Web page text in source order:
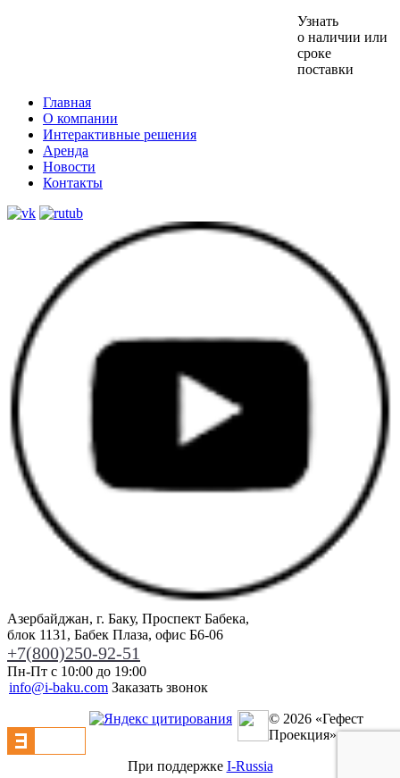
Узнать
о наличии или
сроке
поставки
Главная
О компании
Интерактивные решения
Аренда
Новости
Контакты
Азербайджан, г. Баку, Проспект Бабека,
блок 1131, Бабек Плаза, офис Б6-06
+7(800)250-92-51
Пн-Пт с 10:00 до 19:00
info@i-baku.com Заказать звонок
© 2026«Гефест
Проекция»
При поддержке I-Russia